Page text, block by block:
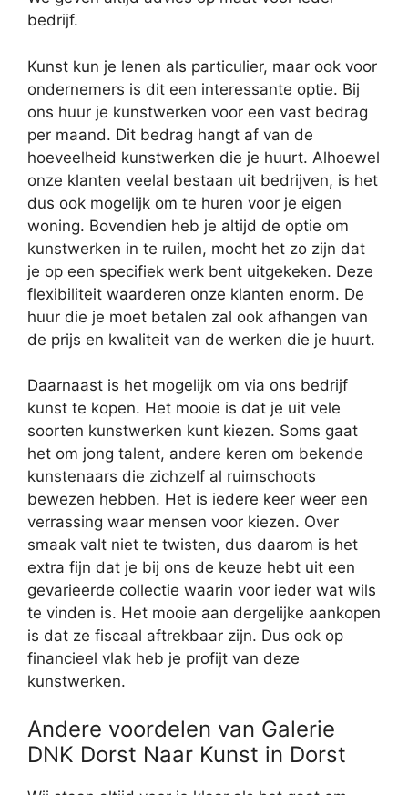
bedrijf.
Kunst kun je lenen als particulier, maar ook voor
ondernemers is dit een interessante optie. Bij
ons huur je kunstwerken voor een vast bedrag
per maand. Dit bedrag hangt af van de
hoeveelheid kunstwerken die je huurt. Alhoewel
onze klanten veelal bestaan uit bedrijven, is het
dus ook mogelijk om te huren voor je eigen
woning. Bovendien heb je altijd de optie om
kunstwerken in te ruilen, mocht het zo zijn dat
je op een specifiek werk bent uitgekeken. Deze
flexibiliteit waarderen onze klanten enorm. De
huur die je moet betalen zal ook afhangen van
de prijs en kwaliteit van de werken die je huurt.
Daarnaast is het mogelijk om via ons bedrijf
kunst te kopen. Het mooie is dat je uit vele
soorten kunstwerken kunt kiezen. Soms gaat
het om jong talent, andere keren om bekende
kunstenaars die zichzelf al ruimschoots
bewezen hebben. Het is iedere keer weer een
verrassing waar mensen voor kiezen. Over
smaak valt niet te twisten, dus daarom is het
extra fijn dat je bij ons de keuze hebt uit een
gevarieerde collectie waarin voor ieder wat wils
te vinden is. Het mooie aan dergelijke aankopen
is dat ze fiscaal aftrekbaar zijn. Dus ook op
financieel vlak heb je profijt van deze
kunstwerken.
Andere voordelen van Galerie
DNK Dorst Naar Kunst in Dorst